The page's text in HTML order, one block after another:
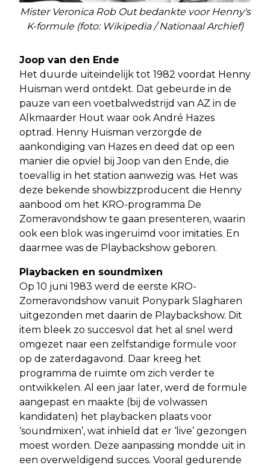
Mister Veronica Rob Out bedankte voor Henny's
K-formule (foto: Wikipedia / Nationaal Archief)
Joop van den Ende
Het duurde uiteindelijk tot 1982 voordat Henny
Huisman werd ontdekt. Dat gebeurde in de
pauze van een voetbalwedstrijd van AZ in de
Alkmaarder Hout waar ook André Hazes
optrad. Henny Huisman verzorgde de
aankondiging van Hazes en deed dat op een
manier die opviel bij Joop van den Ende, die
toevallig in het station aanwezig was. Het was
deze bekende showbizzproducent die Henny
aanbood om het KRO-programma De
Zomeravondshow te gaan presenteren, waarin
ook een blok was ingeruimd voor imitaties. En
daarmee was de Playbackshow geboren.
Playbacken en soundmixen
Op 10 juni 1983 werd de eerste KRO-
Zomeravondshow vanuit Ponypark Slagharen
uitgezonden met daarin de Playbackshow. Dit
item bleek zo succesvol dat het al snel werd
omgezet naar een zelfstandige formule voor
op de zaterdagavond. Daar kreeg het
programma de ruimte om zich verder te
ontwikkelen. Al een jaar later, werd de formule
aangepast en maakte (bij de volwassen
kandidaten) het playbacken plaats voor
‘soundmixen’, wat inhield dat er ‘live’ gezongen
moest worden. Deze aanpassing mondde uit in
een overweldigend succes. Vooral gedurende